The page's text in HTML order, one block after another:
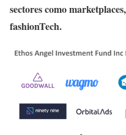
sectores como
fashionTech.